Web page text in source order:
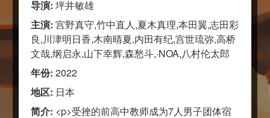
导演: 坪井敏雄
主演: 宫野真守,竹中直人,夏木真理,本田翼,志田彩
良,川津明日香,木南晴夏,内田有纪,宫世琉弥,高桥
文哉,纲启永,山下幸辉,森愁斗,·NOA,八村伦太郎
年份: 2022
地区: 日本
简介: <p>受挫的前高中教师成为7人男子团体宿